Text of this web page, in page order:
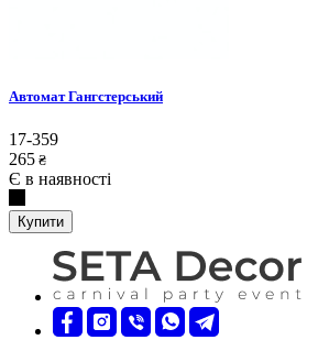
Автомат Гангстерський
17-359
265 ₴
Є в наявності
Купити